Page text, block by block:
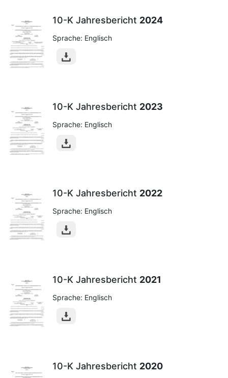
10-K Jahresbericht 2024
Sprache: Englisch
10-K Jahresbericht 2023
Sprache: Englisch
10-K Jahresbericht 2022
Sprache: Englisch
10-K Jahresbericht 2021
Sprache: Englisch
10-K Jahresbericht 2020